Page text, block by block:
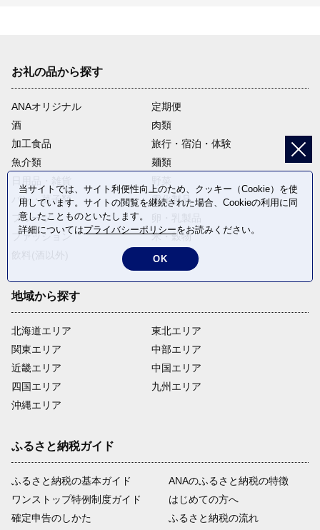
お礼の品から探す
ANAオリジナル
定期便
酒
肉類
加工食品
旅行・宿泊・体験
魚介類
麺類
パン・菓子類
電化製品
フルーツ
ファッション
米・穀物
返礼品なし
地域から探す
北海道エリア
関東エリア
近畿エリア
四国エリア
沖縄エリア
東北エリア
中部エリア
中国エリア
九州エリア
ふるさと納税ガイド
ふるさと納税の基本ガイド
ワンストップ特例制度ガイド
確定申告のしかた
ANAのふるさと納税の特徴
はじめての方へ
ふるさと納税の流れ
当サイトでは、サイト利便性向上のため、クッキー（Cookie）を使
用しています。サイトの閲覧を継続された場合、Cookieの利用に同
意したことものといたします。
詳細についてはプライバシーポリシーをお読みください。
OK